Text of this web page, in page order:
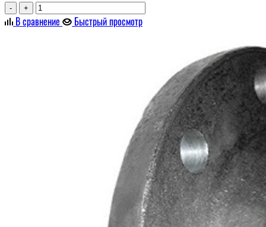
- +
В сравнение Быстрый просмотр